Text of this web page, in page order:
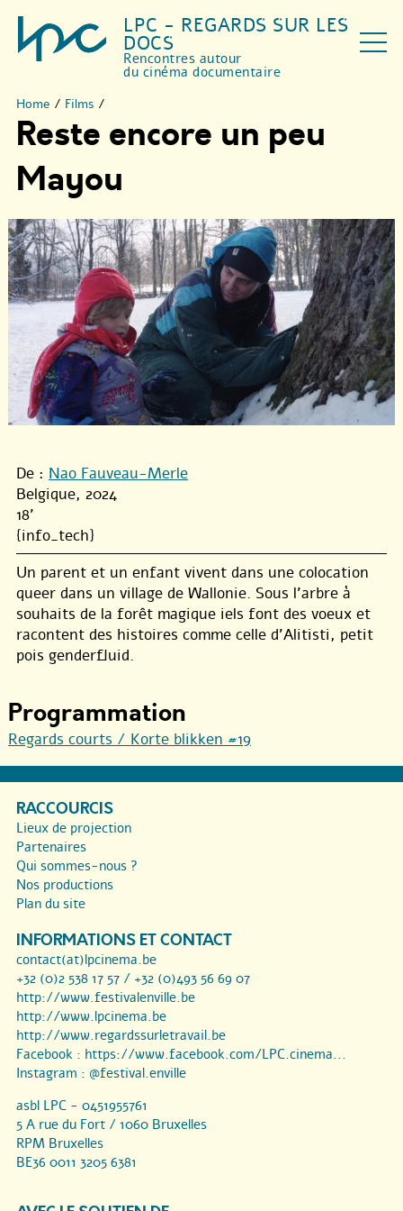
LPC - REGARDS SUR LES
DOCS
Rencontres autour
du cinéma documentaire
Home / Films /
Reste encore un peu
Mayou
De : Nao Fauveau-Merle
Belgique, 2024
18'
{info_tech}
Un parent et un enfant vivent dans une colocation
queer dans un village de Wallonie. Sous l’arbre à
souhaits de la forêt magique iels font des voeux et
racontent des histoires comme celle d’Alitisti, petit
pois genderfluid.
Programmation
Regards courts / Korte blikken #19
RACCOURCIS
Lieux de projection
Partenaires
Qui sommes-nous ?
Nos productions
Plan du site
INFORMATIONS ET CONTACT
contact(at)lpcinema.be
+32 (0)2 538 17 57 / +32 (0)493 56 69 07
http://www.festivalenville.be
http://www.lpcinema.be
http://www.regardssurletravail.be
Facebook : https://www.facebook.com/LPC.cinema...
Instagram : @festival.enville
asbl LPC - 0451955761
5 A rue du Fort / 1060 Bruxelles
RPM Bruxelles
BE36 0011 3205 6381